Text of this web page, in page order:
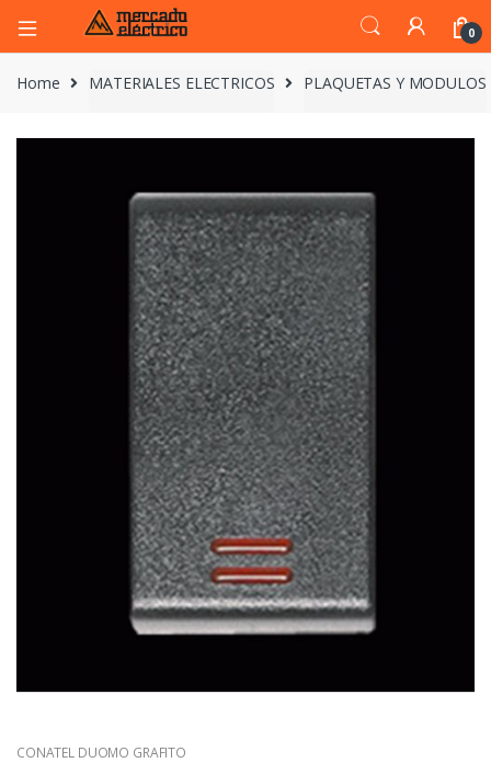
0
Home MATERIALES ELECTRICOS PLAQUETAS Y MODULOS
CONATEL DUOMO GRAFITO